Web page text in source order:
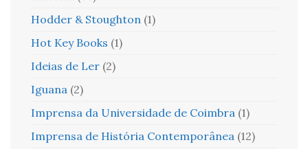
Hodder & Stoughton (1)
Hot Key Books (1)
Ideias de Ler (2)
Iguana (2)
Imprensa da Universidade de Coimbra (1)
Imprensa de História Contemporânea (12)